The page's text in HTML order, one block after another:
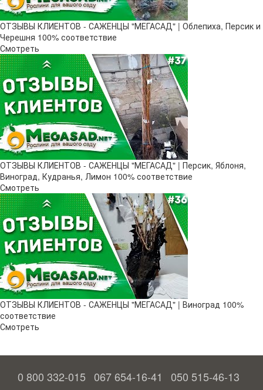
ОТЗЫВЫ КЛИЕНТОВ - САЖЕНЦЫ "МЕГАСАД" | Облепиха, Персик и
Черешня 100% соответствие
Смотреть
ОТЗЫВЫ КЛИЕНТОВ - САЖЕНЦЫ "МЕГАСАД" | Персик, Яблоня,
Виноград, Кудранья, Лимон 100% соответствие
Смотреть
ОТЗЫВЫ КЛИЕНТОВ - САЖЕНЦЫ "МЕГАСАД" | Виноград 100%
соответствие
Смотреть
0 800 332-015 067 654-16-41
050 515-46-13